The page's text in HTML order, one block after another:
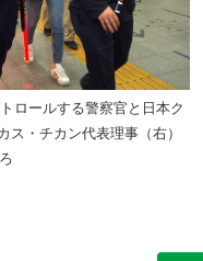
ロールする警察官と日本ク
ス・チカン代表理事（右）